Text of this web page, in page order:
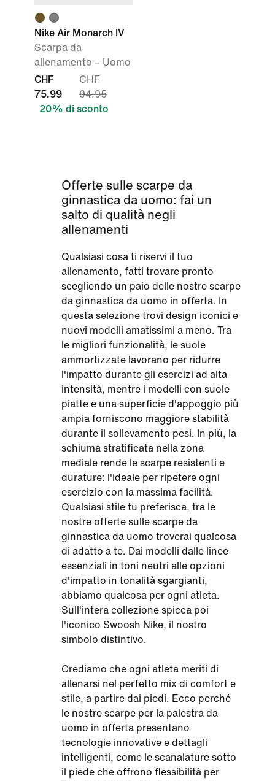
Nike Air Monarch IV
Scarpa da
allenamento – Uomo
CHF
75.99
CHF
94.95
20% di sconto
Offerte sulle scarpe da
ginnastica da uomo: fai un
salto di qualità negli
allenamenti
Qualsiasi cosa ti riservi il tuo
allenamento, fatti trovare pronto
scegliendo un paio delle nostre scarpe
da ginnastica da uomo in offerta. In
questa selezione trovi design iconici e
nuovi modelli amatissimi a meno. Tra
le migliori funzionalità, le suole
ammortizzate lavorano per ridurre
l'impatto durante gli esercizi ad alta
intensità, mentre i modelli con suole
piatte e una superficie d'appoggio più
ampia forniscono maggiore stabilità
durante il sollevamento pesi. In più, la
schiuma stratificata nella zona
mediale rende le scarpe resistenti e
durature: l'ideale per ripetere ogni
esercizio con la massima facilità.
Qualsiasi stile tu preferisca, tra le
nostre offerte sulle scarpe da
ginnastica da uomo troverai qualcosa
di adatto a te. Dai modelli dalle linee
essenziali in toni neutri alle opzioni
d'impatto in tonalità sgargianti,
abbiamo qualcosa per ogni atleta.
Sull'intera collezione spicca poi
l'iconico Swoosh Nike, il nostro
simbolo distintivo.
Crediamo che ogni atleta meriti di
allenarsi nel perfetto mix di comfort e
stile, a partire dai piedi. Ecco perché
le nostre scarpe per la palestra da
uomo in offerta presentano
tecnologie innovative e dettagli
intelligenti, come le scanalature sotto
il piede che offrono flessibilità per